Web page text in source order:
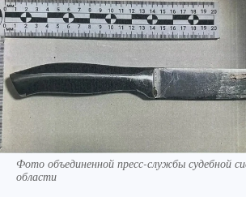
Фото объединенной пресс-службы судебной
области